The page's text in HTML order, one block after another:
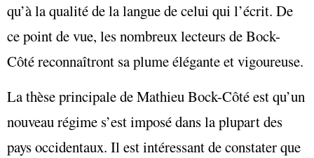
qu’à la qualité de la langue de celui qui l’écrit. De
ce point de vue, les nombreux lecteurs de Bock-
Côté reconnaîtront sa plume élégante et vigoureuse.
La thèse principale de Mathieu Bock-Côté est qu’un
nouveau régime s’est imposé dans la plupart des
pays occidentaux. Il est intéressant de constater que